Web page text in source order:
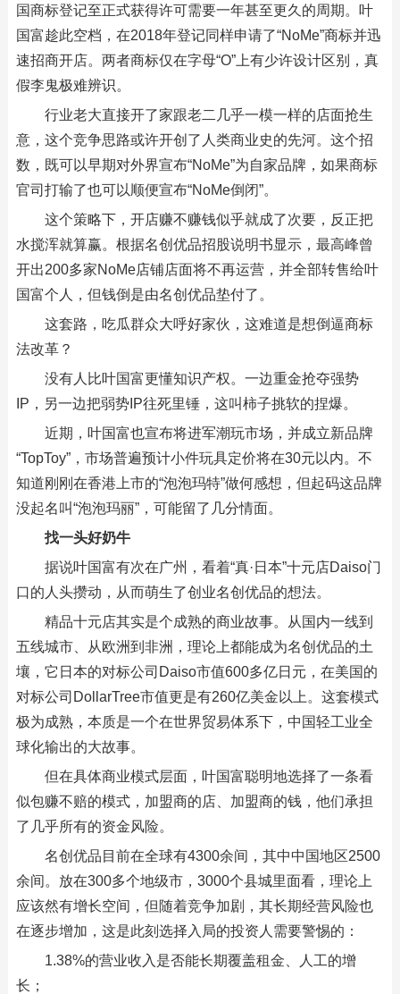
国商标登记至正式获得许可需要一年甚至更久的周期。叶
国富趁此空档，在2018年登记同样申请了“NoMe”商标并迅
速招商开店。两者商标仅在字母“O”上有少许设计区别，真
假李鬼极难辨识。
行业老大直接开了家跟老二几乎一模一样的店面抢生
意，这个竞争思路或许开创了人类商业史的先河。这个招
数，既可以早期对外界宣布“NoMe”为自家品牌，如果商标
官司打输了也可以顺便宣布“NoMe倒闭”。
这个策略下，开店赚不赚钱似乎就成了次要，反正把
水搅浑就算赢。根据名创优品招股说明书显示，最高峰曾
开出200多家NoMe店铺店面将不再运营，并全部转售给叶
国富个人，但钱倒是由名创优品垫付了。
这套路，吃瓜群众大呼好家伙，这难道是想倒逼商标
法改革？
没有人比叶国富更懂知识产权。一边重金抢夺强势
IP，另一边把弱势IP往死里锤，这叫柿子挑软的捏爆。
近期，叶国富也宣布将进军潮玩市场，并成立新品牌
“TopToy”，市场普遍预计小件玩具定价将在30元以内。不
知道刚刚在香港上市的“泡泡玛特”做何感想，但起码这品牌
没起名叫“泡泡玛丽”，可能留了几分情面。
找一头好奶牛
据说叶国富有次在广州，看着“真·日本”十元店Daiso门
口的人头攒动，从而萌生了创业名创优品的想法。
精品十元店其实是个成熟的商业故事。从国内一线到
五线城市、从欧洲到非洲，理论上都能成为名创优品的土
壤，它日本的对标公司Daiso市值600多亿日元，在美国的
对标公司DollarTree市值更是有260亿美金以上。这套模式
极为成熟，本质是一个在世界贸易体系下，中国轻工业全
球化输出的大故事。
但在具体商业模式层面，叶国富聪明地选择了一条看
似包赚不赔的模式，加盟商的店、加盟商的钱，他们承担
了几乎所有的资金风险。
名创优品目前在全球有4300余间，其中中国地区2500
余间。放在300多个地级市，3000个县城里面看，理论上
应该然有增长空间，但随着竞争加剧，其长期经营风险也
在逐步增加，这是此刻选择入局的投资人需要警惕的：
1.38%的营业收入是否能长期覆盖租金、人工的增
长；